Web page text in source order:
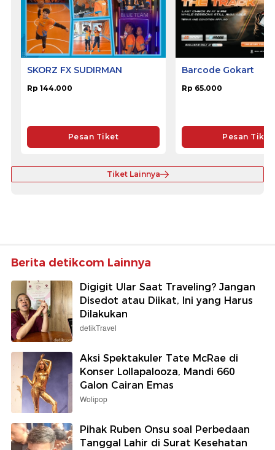
SKORZ FX SUDIRMAN
Rp 144.000
Pesan Tiket
Barcode Gokart
Rp 65.000
Pesan Tiket
Tiket Lainnya
Berita detikcom Lainnya
Digigit Ular Saat Traveling? Jangan
Disedot atau Diikat, Ini yang Harus
Dilakukan
detikTravel
Aksi Spektakuler Tate McRae di
Konser Lollapalooza, Mandi 660
Galon Cairan Emas
Wolipop
Pihak Ruben Onsu soal Perbedaan
Tanggal Lahir di Surat Kesehatan